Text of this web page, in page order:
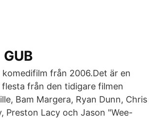
från 2006.Det är en
från den tidigare filmen
Bam Margera, Ryan Dunn, Chris
Preston Lacy och Jason "Wee-